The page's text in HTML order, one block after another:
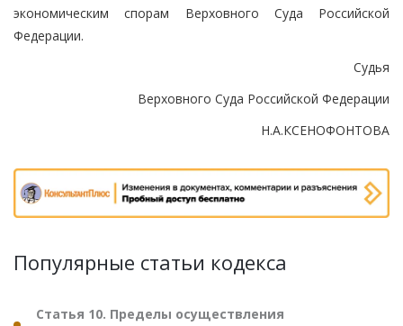
экономическим спорам Верховного Суда Российской
Федерации.
Судья
Верховного Суда Российской Федерации
Н.А.КСЕНОФОНТОВА
Популярные статьи кодекса
Статья 10. Пределы осуществления